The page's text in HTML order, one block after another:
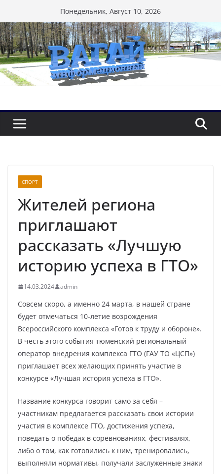
к
содержимому
Понедельник, Август 10, 2026
СПОРТ
Жителей региона
приглашают
рассказать «Лучшую
историю успеха в ГТО»
14.03.2024 admin
Совсем скоро, а именно 24 марта, в нашей стране
будет отмечаться 10-летие возрождения
Всероссийского комплекса «Готов к труду и обороне».
В честь этого события тюменский региональный
оператор внедрения комплекса ГТО (ГАУ ТО «ЦСП»)
приглашает всех желающих принять участие в
конкурсе «Лучшая история успеха в ГТО».
Название конкурса говорит само за себя –
участникам предлагается рассказать свои истории
участия в комплексе ГТО, достижения успеха,
поведать о победах в соревнованиях, фестивалях,
либо о том, как готовились к ним, тренировались,
выполняли нормативы, получали заслуженные знаки